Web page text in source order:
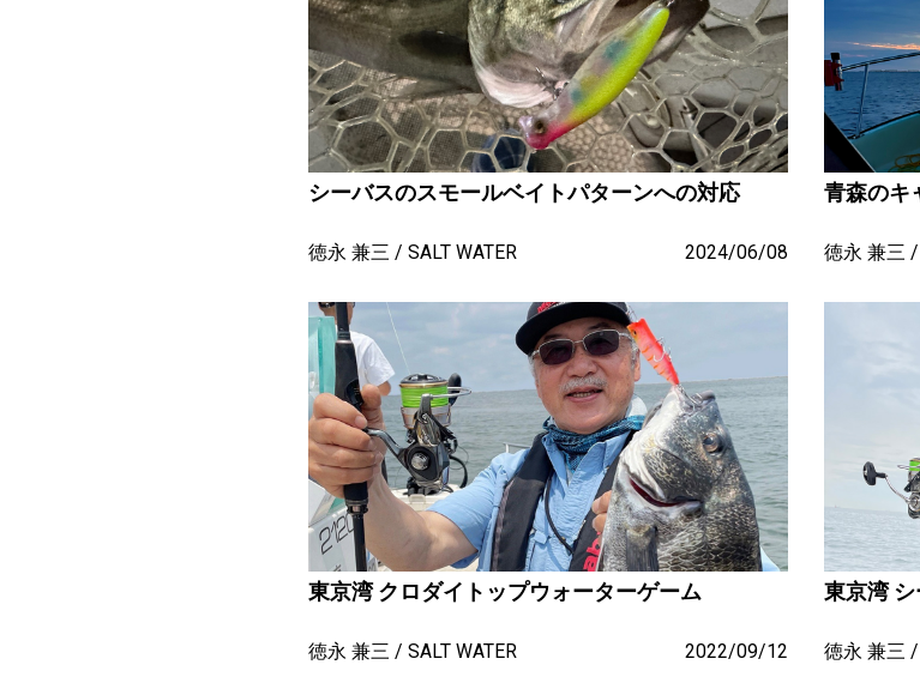
シーバスのスモールベイトパターンへの対応
徳永 兼三 SALT WATER 2024/06/08
青森のキ
徳永 兼三
東京湾 クロダイトップウォーターゲーム
徳永 兼三 SALT WATER 2022/09/12
東京湾
徳永 兼三